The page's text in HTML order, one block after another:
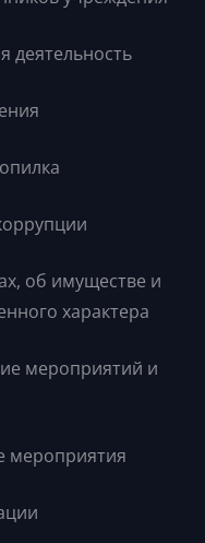
деятельность
об имуществе и
характера
мероприятий и
мероприятия